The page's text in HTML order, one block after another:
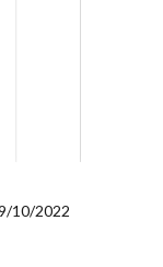
10/2022